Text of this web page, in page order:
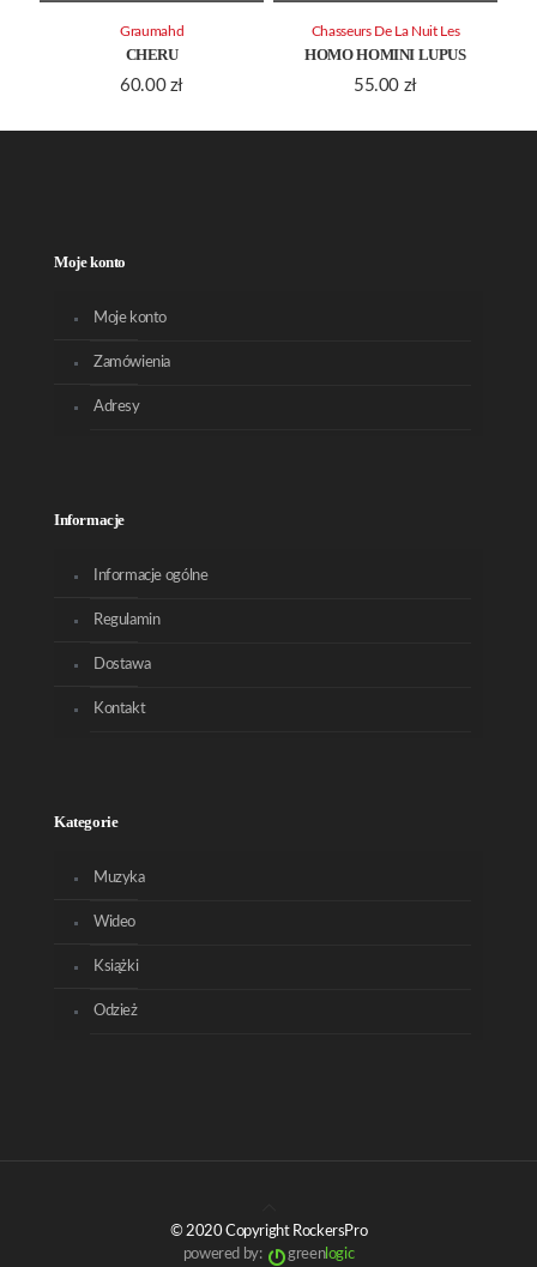
CHERU
60.00 zł
Graumahd
HOMO HOMINI LUPUS
55.00 zł
Chasseurs De La Nuit Les
Moje konto
Moje konto
Zamówienia
Adresy
Informacje
Informacje ogólne
Regulamin
Dostawa
Kontakt
Kategorie
Muzyka
Wideo
Książki
Odzież
© 2020 Copyright RockersPro
powered by:
greenlogic